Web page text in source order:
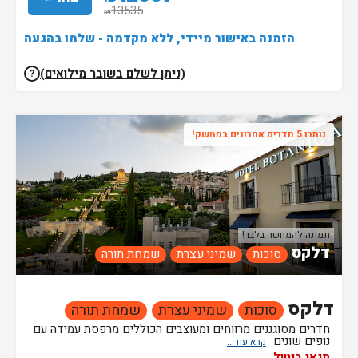
₪13535
הזמנה באישור מיידי, ללא מקדמה - שלמו בהגעה
(ניתן לשלם בשובר מילואים) ?
נותרו 5 חדרים אחרונים בממשק!
דלקס סוכות שמיני עצרת שמחת תורה
תמונה להמחשה בלבד!
דלקס סוכות שמיני עצרת שמחת תורה
חדרים מסוגננים מרווחים ומעוצבים הכוללים מרפסת עמידה עם
נופים שונים